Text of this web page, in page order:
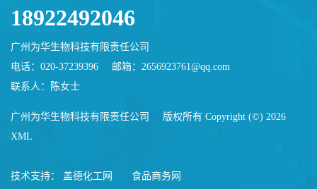
18922492046
广州为华生物科技有限责任公司
电话：020-37239396
邮箱： 2656923761@qq.com
联系人：陈女士
广州为华生物科技有限责任公司
版权所有 Copyright (©) 2026
XML
技术支持： 盖德化工网 食品商务网